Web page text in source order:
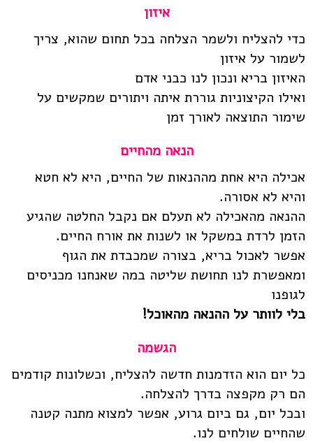
איזון
כדי להצליח ולשמר הצלחה בכל תחום שהוא, צריך
לשמור על איזון
האיזון בריא ונכון לנו כבני אדם
ואילו הקיצוניות גוררת איתה ויתורים שמקשים על
שימור התוצאה לאורך זמן
הנאה מהחיים
אכילה היא אחת מההנאות של החיים, היא לא חטא
והיא לא אסורה.
ההנאה מהאכילה לא תעלם אם נקבל החלטה שהגיע
הזמן לרדת במשקל או לשנות את אורח החיים.
אפשר לאכול בריא, בצורה שמכבדת את הגוף
ומאפשרת לנו תחושת שליטה במה שאנחנו מכניסים
לגופנו
בלי לוותר על ההנאה מהאוכל!
הגשמה
כל יום הוא הזדמנות חדשה להצליח, וכשלונות קודמים
הם רק מקפצה בדרך להצלחה.
ובכל יום, גם ביום גרוע, אפשר למצוא מתנה קטנה
שהחיים שולחים לנו.